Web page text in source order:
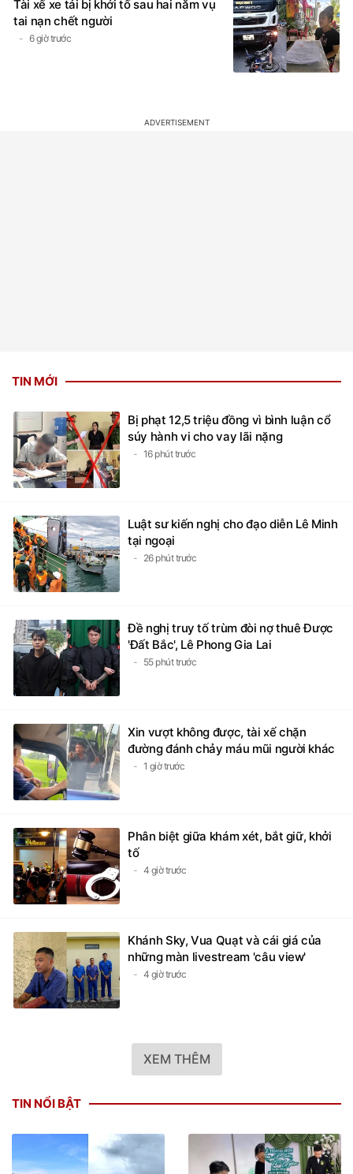
Tài xế xe tải bị khởi tố sau hai năm vụ
tai nạn chết người
6 giờ trước
TIN MỚI
Bị phạt 12,5 triệu đồng vì bình luận cổ
súy hành vi cho vay lãi nặng
16 phút trước
Luật sư kiến nghị cho đạo diễn Lê Minh
tại ngoại
26 phút trước
Đề nghị truy tố trùm đòi nợ thuê Được
'Đất Bắc', Lê Phong Gia Lai
55 phút trước
Xin vượt không được, tài xế chặn
đường đánh chảy máu mũi người khác
1 giờ trước
Phân biệt giữa khám xét, bắt giữ, khởi
tố
4 giờ trước
Khánh Sky, Vua Quạt và cái giá của
những màn livestream 'câu view'
4 giờ trước
XEM THÊM
TIN NỔI BẬT